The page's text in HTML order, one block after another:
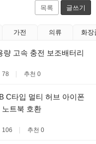
목록 글쓰기
가전 의류 화장
량 고속 충전 보조배터리
78 추천 0
C타입 멀티 허브 아이폰
트북 호환
106 추천 0